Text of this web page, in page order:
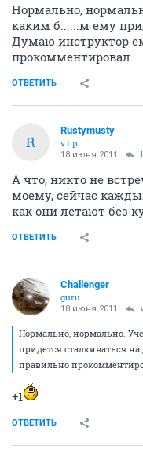
Нормально,
каким б......м ему
Думаю инструктор
прокомментировал.
ОТВЕТИТЬ
R
Rustymusty
v.i.p.
18 июня 2011
А что, никто не
моему, сейчас
как они летают без
ОТВЕТИТЬ
Challenger
guru
18 июня 2011
Нормально, нормально.
придется сталкиваться
правильно
+1
ОТВЕТИТЬ